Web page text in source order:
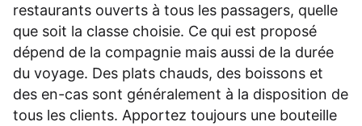
restaurants ouverts à tous les passagers, quelle
que soit la classe choisie. Ce qui est proposé
dépend de la compagnie mais aussi de la durée
du voyage. Des plats chauds, des boissons et
des en-cas sont généralement à la disposition de
tous les clients. Apportez toujours une bouteille